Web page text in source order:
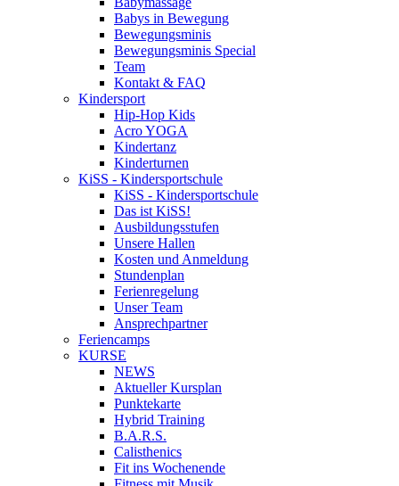
Babys in Bewegung
Bewegungsminis
Bewegungsminis Special
Team
Kontakt & FAQ
Kindersport
Hip-Hop Kids
Acro YOGA
Kindertanz
Kinderturnen
KiSS - Kindersportschule
KiSS - Kindersportschule
Das ist KiSS!
Ausbildungsstufen
Unsere Hallen
Kosten und Anmeldung
Stundenplan
Ferienregelung
Unser Team
Ansprechpartner
Feriencamps
KURSE
NEWS
Aktueller Kursplan
Punktekarte
Hybrid Training
B.A.R.S.
Calisthenics
Fit ins Wochenende